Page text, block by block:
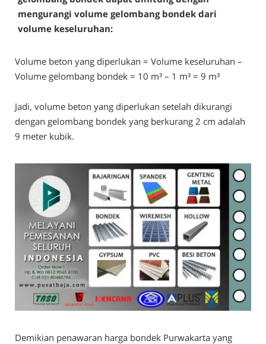
mengurangi volume gelombang bondek dari
volume keseluruhan:
Volume beton yang diperlukan = Volume keseluruhan –
Volume gelombang bondek = 10 m³ – 1 m³ = 9 m³
Jadi, volume beton yang diperlukan setelah dikurangi
dengan gelombang bondek yang berkurang 2 cm adalah
9 meter kubik.
Demikian penawaran harga bondek Purwakarta yang